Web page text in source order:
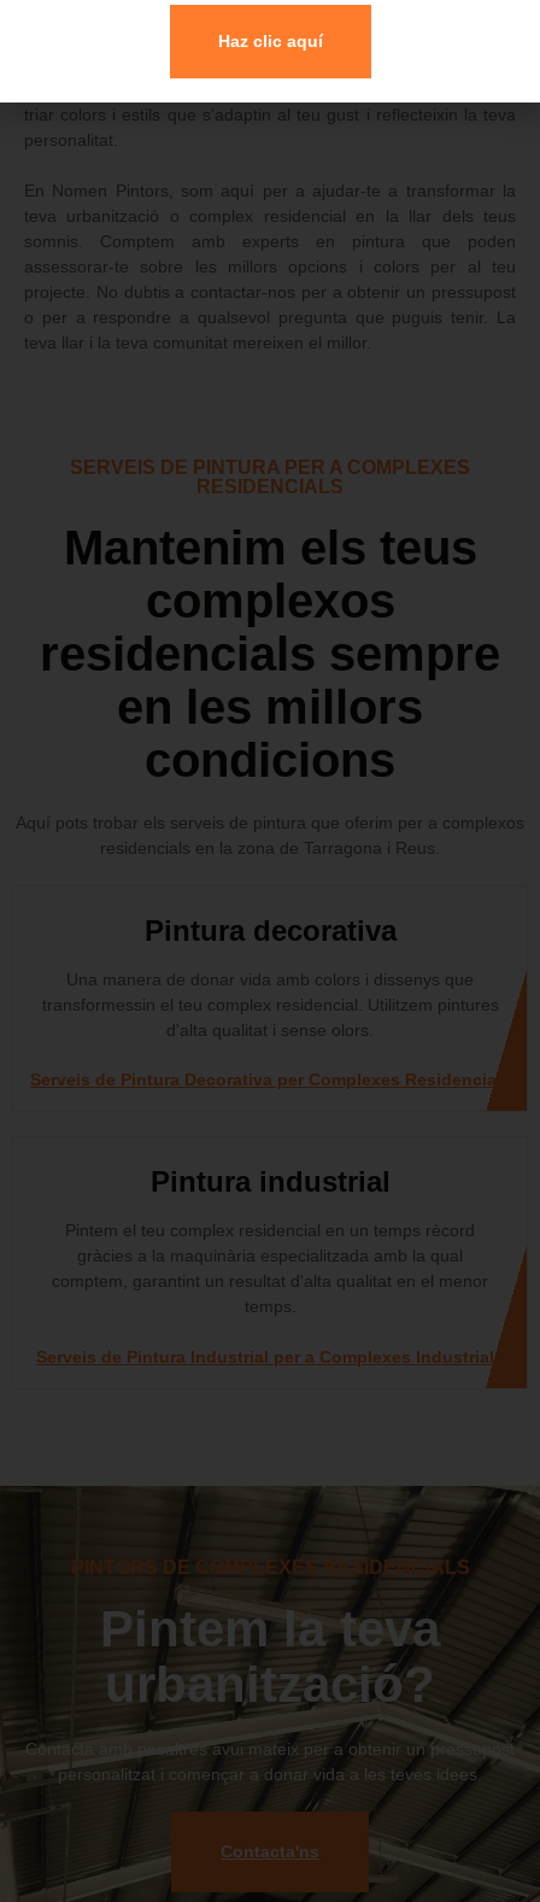
triar colors i estils que s’adaptin al teu gust i reflecteixin la teva
personalitat.
En Nomen Pintors, som aquí per a ajudar-te a transformar la
teva urbanització o complex residencial en la llar dels teus
somnis. Comptem amb experts en pintura que poden
assessorar-te sobre les millors opcions i colors per al teu
projecte. No dubtis a contactar-nos per a obtenir un pressupost
o per a respondre a qualsevol pregunta que puguis tenir. La
teva llar i la teva comunitat mereixen el millor.
SERVEIS DE PINTURA PER A COMPLEXES
RESIDENCIALS
Mantenim els teus
complexos
residencials sempre
en les millors
condicions
Aquí pots trobar els serveis de pintura que oferim per a complexos
residencials en la zona de Tarragona i Reus.
Pintura decorativa
Una manera de donar vida amb colors i dissenys que
transformessin el teu complex residencial. Utilitzem pintures
d'alta qualitat i sense olors.
Serveis de Pintura Decorativa per Complexes Residencials
Pintura industrial
Pintem el teu complex residencial en un temps rècord
gràcies a la maquinària especialitzada amb la qual
comptem, garantint un resultat d'alta qualitat en el menor
temps.
Serveis de Pintura Industrial per a Complexes Industrials
PINTORS DE COMPLEXES RESIDENCIALS
Pintem la teva
urbanització?
Contacta amb nosaltres avui mateix per a obtenir un pressupost
personalitzat i començar a donar vida a les teves idees.
Contacta'ns
Haz clic aquí